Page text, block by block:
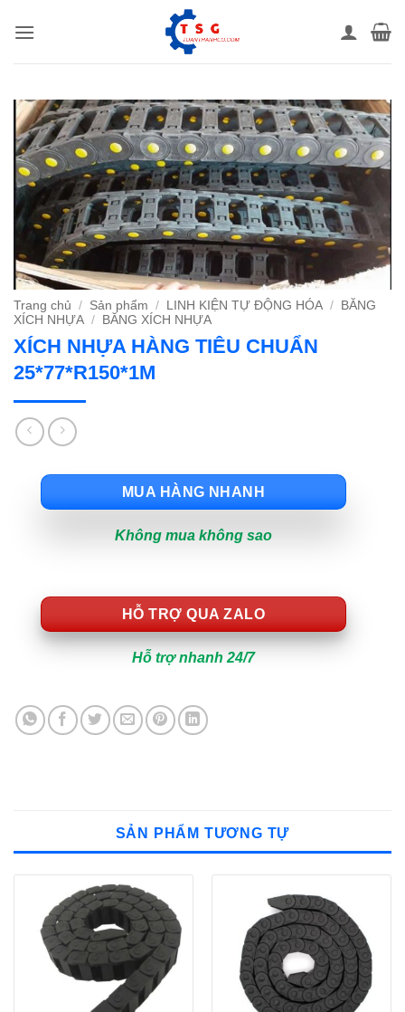
qua
Trang chủ / Sản phẩm / LINH KIỆN TỰ ĐỘNG HÓA / BĂNG
XÍCH NHỰA / BĂNG XÍCH NHỰA
XÍCH NHỰA HÀNG TIÊU CHUẨN
25*77*R150*1M
MUA HÀNG NHANH
Không mua không sao
HỖ TRỢ QUA ZALO
Hỗ trợ nhanh 24/7
SẢN PHẨM TƯƠNG TỰ